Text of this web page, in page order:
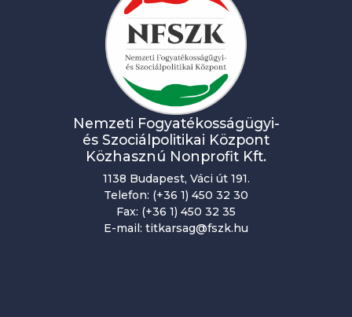
Nemzeti Fogyatékosságügyi-
és Szociálpolitikai Központ
Közhasznú Nonprofit Kft.
1138 Budapest, Váci út 191.
Telefon: (+36 1) 450 32 30
Fax: (+36 1) 450 32 35
E-mail: titkarsag@fszk.hu